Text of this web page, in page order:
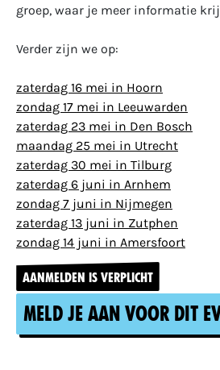
groep, waar je meer informatie
Verder zijn we op:
zaterdag 16 mei in Hoorn
zondag 17 mei in Leeuwarden
zaterdag 23 mei in Den Bosch
maandag 25 mei in Utrecht
zaterdag 30 mei in Tilburg
zaterdag 6 juni in Arnhem
zondag 7 juni in Nijmegen
zaterdag 13 juni in Zutphen
zondag 14 juni in Amersfoort
AANMELDEN IS VERPLICHT
Meld je aan voor dit